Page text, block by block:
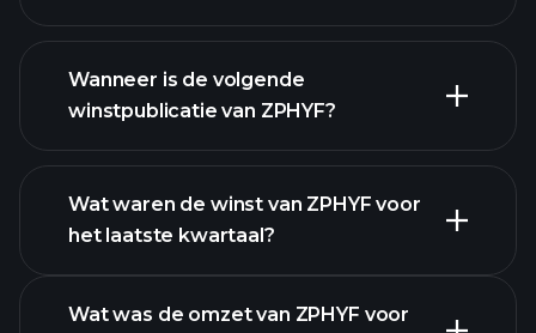
ZPHYF financiële gegevens
Wanneer is de volgende
winstpublicatie van ZPHYF?
Wat waren de winst van ZPHYF voor
het laatste kwartaal?
Wat was de omzet van ZPHYF voor